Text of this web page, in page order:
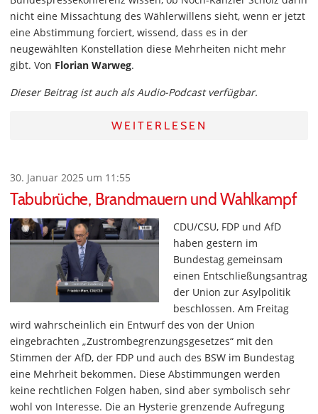
nicht eine Missachtung des Wählerwillens sieht, wenn er jetzt
eine Abstimmung forciert, wissend, dass es in der
neugewählten Konstellation diese Mehrheiten nicht mehr
gibt. Von Florian Warweg.
Dieser Beitrag ist auch als Audio-Podcast verfügbar.
WEITERLESEN
30. Januar 2025 um 11:55
Tabubrüche, Brandmauern und Wahlkampf
CDU/CSU, FDP und AfD
haben gestern im
Bundestag gemeinsam
einen Entschließungsantrag
der Union zur Asylpolitik
beschlossen. Am Freitag
wird wahrscheinlich ein Entwurf des von der Union
eingebrachten „Zustrombegrenzungsgesetzes“ mit den
Stimmen der AfD, der FDP und auch des BSW im Bundestag
eine Mehrheit bekommen. Diese Abstimmungen werden
keine rechtlichen Folgen haben, sind aber symbolisch sehr
wohl von Interesse. Die an Hysterie grenzende Aufregung